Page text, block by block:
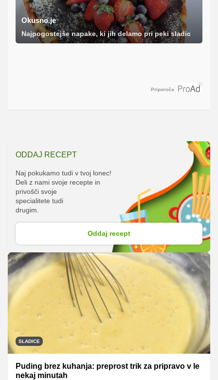
Okusno.je
Najpogostejše napake, ki jih delamo pri peki sladic
Priporoča
ODDAJ RECEPT
Naj pokukamo tudi v tvoj lonec!
Deli z nami svoje recepte in
privošči svoje
specialitete tudi
drugim.
Oddaj recept
SLADICE
Puding brez kuhanja: preprost trik za pripravo v le
nekaj minutah